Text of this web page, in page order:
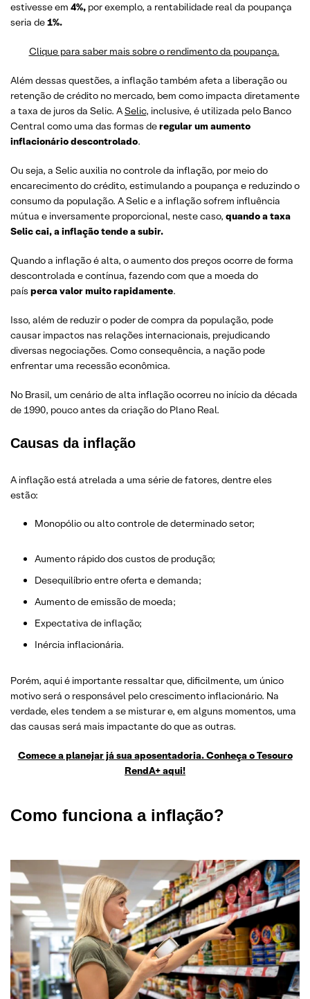
estivesse em 4%, por exemplo, a rentabilidade real da poupança
seria de1%.
Clique para saber mais sobre o rendimento da poupança.
Além dessas questões, a inflação também afeta a liberação ou
retenção de crédito no mercado, bem como impacta diretamente
a taxa de juros da Selic. ASelic, inclusive, é utilizada pelo Banco
Central como uma das formas deregular um aumento
inflacionário descontrolado.
Ou seja, a Selic auxilia no controle da inflação, por meio do
encarecimento do crédito, estimulando a poupança e reduzindo o
consumo da população. A Selic e a inflação sofrem influência
mútua e inversamente proporcional, neste caso, quando a taxa
Selic cai, a inflação tende a subir.
Quando a inflação é alta, o aumento dos preços ocorre de forma
descontrolada e contínua, fazendo com que a moeda do
país perca valor muito rapidamente.
Isso, além de reduzir o poder de compra da população, pode
causar impactos nas relações internacionais, prejudicando
diversas negociações. Como consequência, a nação pode
enfrentar uma recessão econômica.
No Brasil, um cenário de alta inflação ocorreu no início da década
de 1990, pouco antes da criação do Plano Real.
Causas da inflação
A inflação está atrelada a uma série de fatores, dentre eles
estão:
Monopólio ou alto controle de determinado setor;
Aumento rápido dos custos de produção;
Desequilíbrio entre oferta e demanda;
Aumento de emissão de moeda;
Expectativa de inflação;
Inércia inflacionária.
Porém, aqui é importante ressaltar que, dificilmente, um único
motivo será o responsável pelo crescimento inflacionário. Na
verdade, eles tendem a se misturar e, em alguns momentos, uma
das causas será mais impactante do que as outras.
Comece a planejar já sua aposentadoria. Conheça o Tesouro
RendA+ aqui!
Como funciona a inflação?